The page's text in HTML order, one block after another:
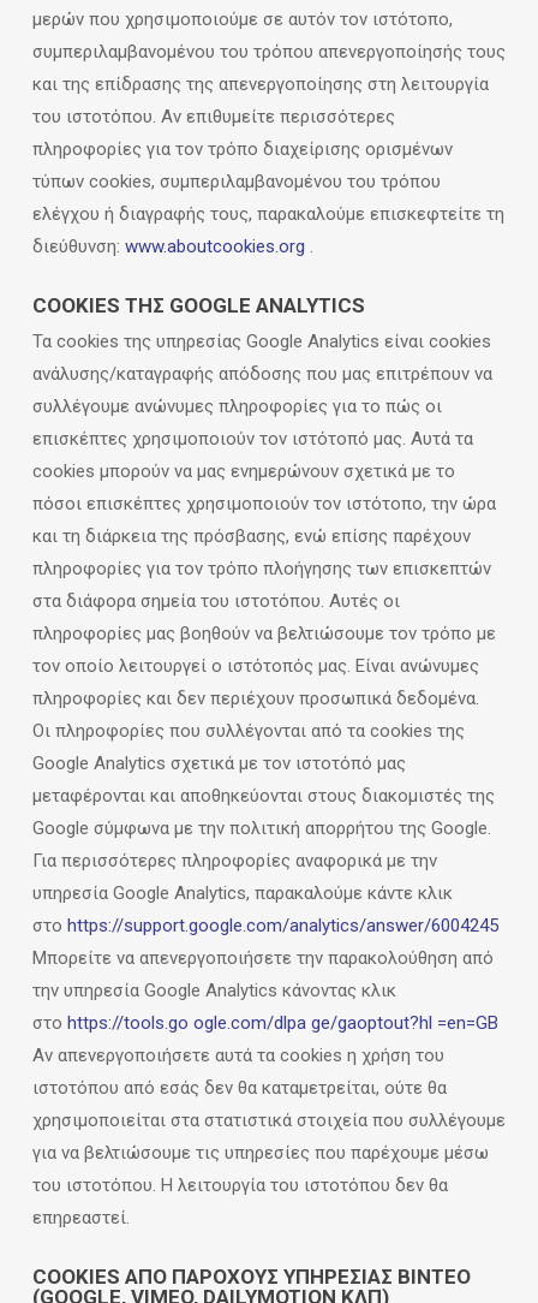
μερών που χρησιμοποιούμε σε αυτόν τον ιστότοπο,
συμπεριλαμβανομένου του τρόπου απενεργοποίησής τους
και της επίδρασης της απενεργοποίησης στη λειτουργία
του ιστοτόπου. Αν επιθυμείτε περισσότερες
πληροφορίες για τον τρόπο διαχείρισης ορισμένων
τύπων cookies, συμπεριλαμβανομένου του τρόπου
ελέγχου ή διαγραφής τους, παρακαλούμε επισκεφτείτε τη
διεύθυνση: www.aboutcookies.org .
COOKIES ΤΗΣ GOOGLE ANALYTICS
Τα cookies της υπηρεσίας Google Analytics είναι cookies
ανάλυσης/καταγραφής απόδοσης που μας επιτρέπουν να
συλλέγουμε ανώνυμες πληροφορίες για το πώς οι
επισκέπτες χρησιμοποιούν τον ιστότοπό μας. Αυτά τα
cookies μπορούν να μας ενημερώνουν σχετικά με το
πόσοι επισκέπτες χρησιμοποιούν τον ιστότοπο, την ώρα
και τη διάρκεια της πρόσβασης, ενώ επίσης παρέχουν
πληροφορίες για τον τρόπο πλοήγησης των επισκεπτών
στα διάφορα σημεία του ιστοτόπου. Αυτές οι
πληροφορίες μας βοηθούν να βελτιώσουμε τον τρόπο με
τον οποίο λειτουργεί ο ιστότοπός μας. Είναι ανώνυμες
πληροφορίες και δεν περιέχουν προσωπικά δεδομένα.
Οι πληροφορίες που συλλέγονται από τα cookies της
Google Analytics σχετικά με τον ιστοτόπό μας
μεταφέρονται και αποθηκεύονται στους διακομιστές της
Google σύμφωνα με την πολιτική απορρήτου της Google.
Για περισσότερες πληροφορίες αναφορικά με την
υπηρεσία Google Analytics, παρακαλούμε κάντε κλικ
στο https://support.google.com/analytics/answer/6004245
Μπορείτε να απενεργοποιήσετε την παρακολούθηση από
την υπηρεσία Google Analytics κάνοντας κλικ
στο https://tools.go ogle.com/dlpa ge/gaoptout?hl =en=GB
Αν απενεργοποιήσετε αυτά τα cookies η χρήση του
ιστοτόπου από εσάς δεν θα καταμετρείται, ούτε θα
χρησιμοποιείται στα στατιστικά στοιχεία που συλλέγουμε
για να βελτιώσουμε τις υπηρεσίες που παρέχουμε μέσω
του ιστοτόπου. Η λειτουργία του ιστοτόπου δεν θα
επηρεαστεί.
COOKIES ΑΠΌ ΠΑΡΌΧΟΥΣ ΥΠΗΡΕΣΊΑΣ ΒΊΝΤΕΟ
(GOOGLE, VIMEO, DAILYMOTION ΚΛΠ)